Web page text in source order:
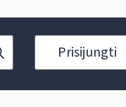
Prisijungti